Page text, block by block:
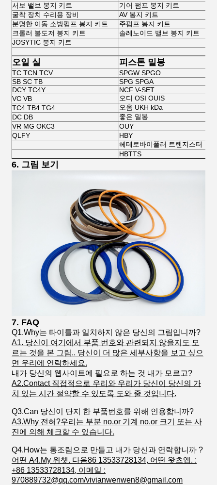
서보 밸브 봉지 키트
기어 펌프 봉지 키트
굴착 장치 수리용 장비
AV 봉지 키트
분명한 이동 소방펌프 봉지 키트
주펌프 봉지 키트
크롤러 불도저 봉지 키트
솔레노이드 밸브 봉지 키트
JOSYTIC 봉지 키트
오일 실 피스톤 밀봉
TC TCN TCV
SPGW SPGO
SB SC TB
SPG SPGA
DCY TC4Y
NCF V-SET
VC VB
오디 OSI OUIS
TC4 TB4 TG4
오옴 UKH kDa
DC DB
좋은 밀봉
VR MG OKC3
OUY
QLFY
HBY
헤테로바이폴러 트랜지스터
HBTTS
6. 그림 보기
7. FAQ
Q1.Why는 타이틀과 일치하지 않은 당신의 그림입니까?
A1. 당신이 여기에서 부품 번호와 관련되지 않을지도 모
르는 것을 본 그림.. 당신이 더 많은 세부사항을 보고 싶으
면 우리에 연락하세요.
내가 당신의 웹사이트에 필요로 하는 것 내가 모르고?
A2.Contact 직접적으로 우리와 우리가 당신이 당신의 가
치 있는 시간 절약할 수 있도록 도와 줄 것입니다.
Q3.Can 당신이 단지 한 부품번호를 위해 인용합니까?
A3.Why 전혀?우리는 부분 no.or 기계 no.or 크기 또는 사
진에 의해 체크할 수 있습니다.
Q4.How는 통조림으로 만들고 내가 당신과 연락합니까 ?
어떤 A4.My 위챗. 다음86 13533728134, 어떤 왓츠앱. :
+86 13533728134, 이메일 :
970889732@qq.com/vivianwenwen8@gmail.com